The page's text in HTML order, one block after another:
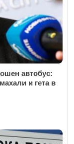
автобус:
и гета в